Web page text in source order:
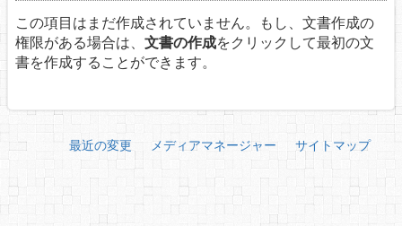
この項目はまだ作成されていません。もし、文書作成の
権限がある場合は、 文書の作成をクリックして最初の文
書を作成することができます。
最近の変更 メディアマネージャー サイトマップ